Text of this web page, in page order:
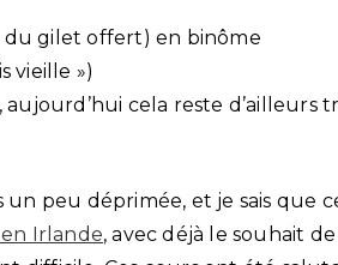
du gilet offert) en binôme
vieille »)
aujourd’hui cela reste d’ailleurs
peu déprimée, et je sais que
Irlande, avec déjà le souhait